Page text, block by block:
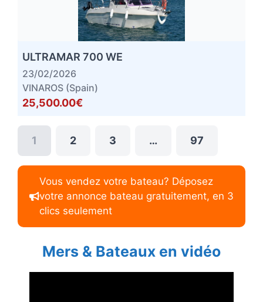
ULTRAMAR 700 WE
23/02/2026
VINAROS (Spain)
25,500.00€
1 2 3 … 97
Vous vendez votre bateau? Déposez
votre annonce bateau gratuitement, en 3
clics seulement
Mers & Bateaux en vidéo